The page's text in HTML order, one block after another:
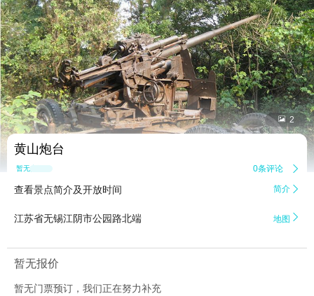
 2
黄山炮台
暂无点评 0条评论 
查看景点简介及开放时间 简介 
江苏省无锡江阴市公园路北端 地图 
暂无报价
暂无门票预订，我们正在努力补充
